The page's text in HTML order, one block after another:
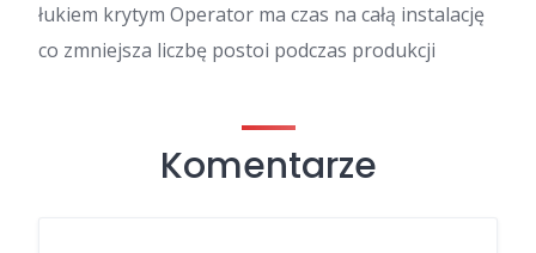
łukiem krytym Operator ma czas na całą instalację
co zmniejsza liczbę postoi podczas produkcji
Komentarze